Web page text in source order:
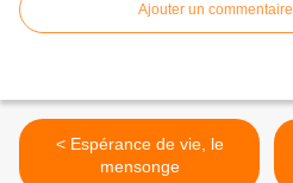
Ajouter un commentaire
< Espérance de vie, le
mensonge